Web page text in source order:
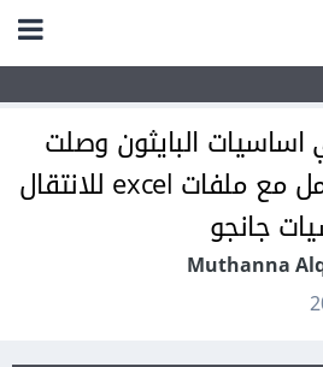
البايثون وصلت
الى التعامل مع ملفات excel للانتقال
جانجو